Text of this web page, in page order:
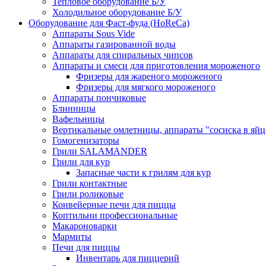
Холодильное оборудование Б/У
Оборудование для Фаст-фуда (HoReCa)
Аппараты Sous Vide
Аппараты газированной воды
Аппараты для спиральных чипсов
Аппараты и смеси для приготовления мороженого
Фризеры для жареного мороженого
Фризеры для мягкого мороженого
Аппараты пончиковые
Блинницы
Вафельницы
Вертикальные омлетницы, аппараты "сосиска в
Гомогенизаторы
Грили SALAMANDER
Грили для кур
Запасные части к грилям для кур
Грили контактные
Грили роликовые
Конвейерные печи для пиццы
Коптильни профессиональные
Макароноварки
Мармиты
Печи для пиццы
Инвентарь для пиццерий